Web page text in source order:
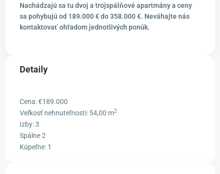
Nachádzajú sa tu dvoj a trojspálňové apartmány a ceny
sa pohybujú od 189.000 € do 358.000 €. Neváhajte nás
kontaktovať ohľadom jednotlivých ponúk.
Detaily
Cena:€189.000
Veľkosť nehnuteľnosti: 54,00 m2
Izby:3
Spálne2
Kúpeľne: 1